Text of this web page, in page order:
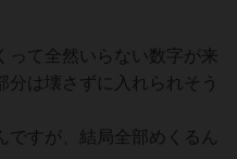
って全然いらない数字が来
分は壊さずに入れられそう
すが、結局全部めくるん